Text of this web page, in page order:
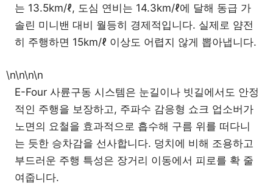
는 13.5km/ℓ, 도심 연비는 14.3km/ℓ에 달해 동급 가
솔린 미니밴 대비 월등히 경제적입니다. 실제로 얌전
히 주행하면 15km/ℓ 이상도 어렵지 않게 뽑아냅니다.
\n\n\n\n
E-Four 사륜구동 시스템은 눈길이나 빗길에서도 안정
적인 주행을 보장하고, 주파수 감응형 쇼크 업소버가
노면의 요철을 효과적으로 흡수해 구름 위를 떠다니
는 듯한 승차감을 선사합니다. 덩치에 비해 조용하고
부드러운 주행 특성은 장거리 이동에서 피로를 확 줄
여줍니다.